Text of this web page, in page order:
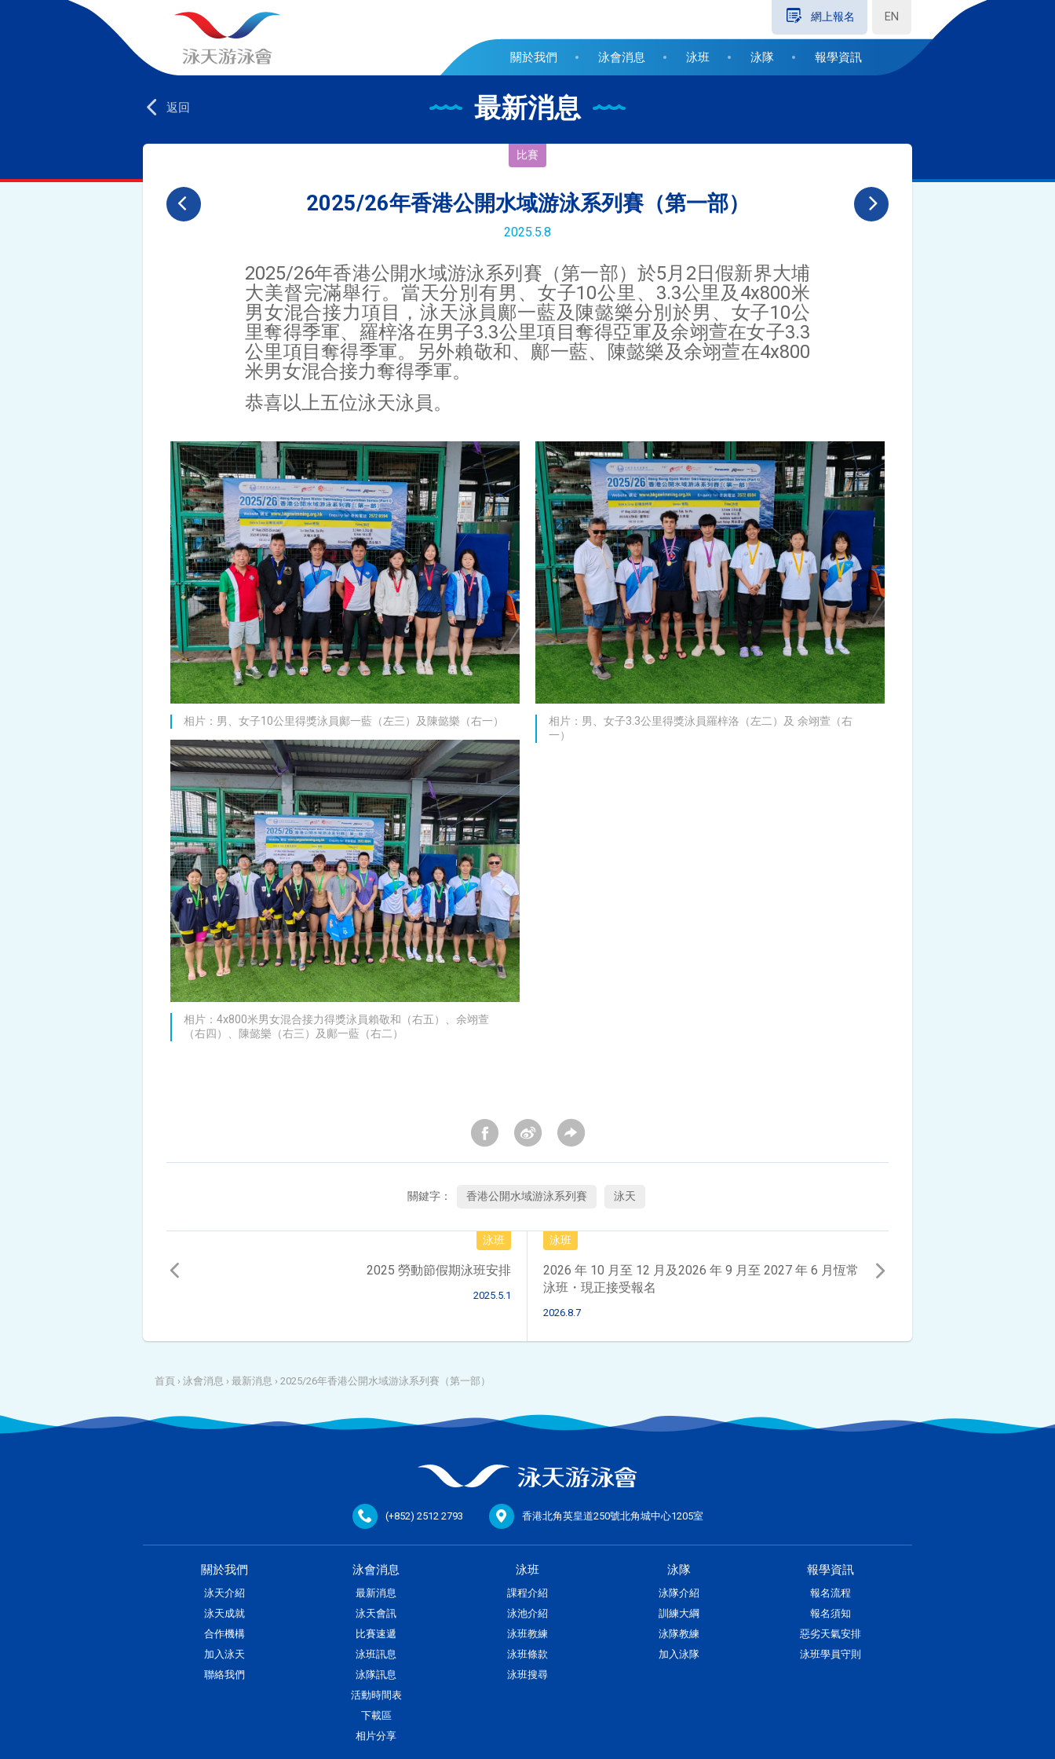
網上報名 EN
關於我們 泳會消息 泳班 泳隊 報學資訊
最新消息
返回
比賽
2025/26年香港公開水域游泳系列賽（第一部）
2025.5.8
2025/26年香港公開水域游泳系列賽（第一部）於5月2日假新界大埔
大美督完滿舉行。當天分別有男、女子10公里、3.3公里及4x800米
男女混合接力項目，泳天泳員鄺一藍及陳懿樂分別於男、女子10公
里奪得季軍、羅梓洛在男子3.3公里項目奪得亞軍及余翊萱在女子3.3
公里項目奪得季軍。另外賴敬和、鄺一藍、陳懿樂及余翊萱在4x800
米男女混合接力奪得季軍。
恭喜以上五位泳天泳員。
相片：男、女子10公里得獎泳員鄺一藍（左三）及陳懿樂（右一）
相片：4x800米男女混合接力得獎泳員賴敬和（右五）、余翊萱
（右四）、陳懿樂（右三）及鄺一藍（右二）
相片：男、女子3.3公里得獎泳員羅梓洛（左二）及 余翊萱（右
一）
關鍵字： 香港公開水域游泳系列賽 泳天
泳班
2025 勞動節假期泳班安排
2025.5.1
泳班
2026 年 10 月至 12 月及2026 年 9 月至 2027 年 6 月恆常
泳班・現正接受報名
2026.8.7
首頁 › 泳會消息 › 最新消息 › 2025/26年香港公開水域游泳系列賽（第一部）
(+852) 2512 2793 香港北角英皇道250號北角城中心1205室
關於我們
泳天介紹
泳天成就
合作機構
加入泳天
聯絡我們
泳會消息
最新消息
泳天會訊
比賽速遞
泳班訊息
泳隊訊息
活動時間表
下載區
相片分享
泳班
課程介紹
泳池介紹
泳班教練
泳班條款
泳班搜尋
泳隊
泳隊介紹
訓練大綱
泳隊教練
加入泳隊
報學資訊
報名流程
報名須知
惡劣天氣安排
泳班學員守則